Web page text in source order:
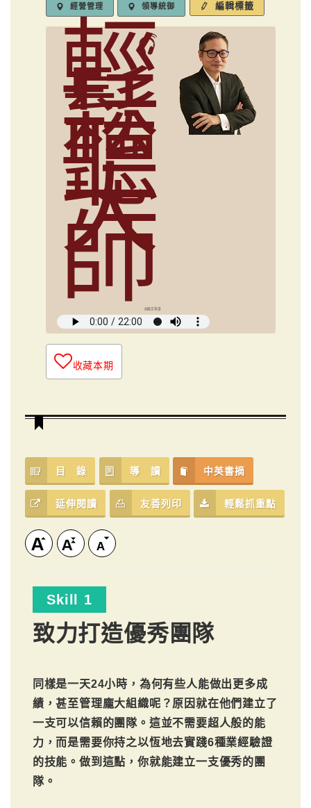
經營管理 領導統御 編輯標籤
輕
鬆
聽
大
師
俞國定導讀
收藏本期
目 錄 導 讀 中英書摘
延伸閱讀 友善列印 輕鬆抓重點
Skill 1
致力打造優秀團隊
同樣是一天24小時，為何有些人能做出更多成
績，甚至管理龐大組織呢？原因就在他們建立了
一支可以信賴的團隊。這並不需要超人般的能
力，而是需要你持之以恆地去實踐6種業經驗證
的技能。做到這點，你就能建立一支優秀的團
隊。